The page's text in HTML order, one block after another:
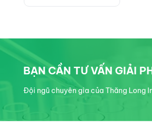
BẠN CẦN TƯ VẤN GIẢI
Đội ngũ chuyên gia của Thăng Long